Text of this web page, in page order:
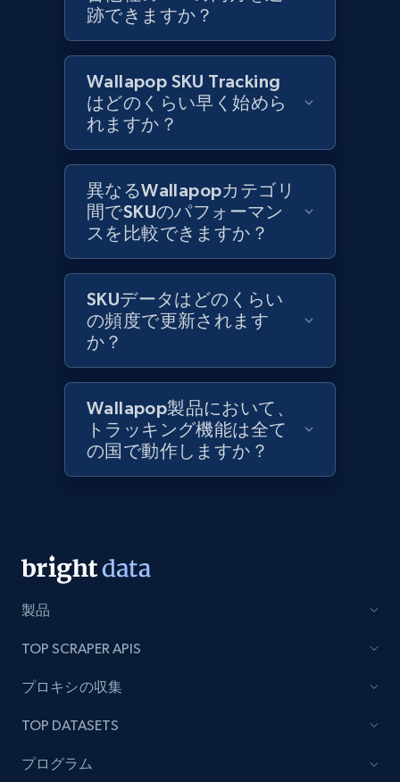
Best Buy products - Collect data on
products using specified keywords
URL, Product id, Title, Images, Final price,
Currency, Discount, Initial price, and more.
Lazada - Products
URL, Title, Rating, Reviews, Initial price, Final
price, Currency, Stock, and more.
991+
Lazada - Products - Discover products by
keyword
URL, Title, Rating, Reviews, Initial price, Final
category URL or brand URL
URL, Title, Rating, Reviews, Initial price, Final
跡できますか？
Wallapop SKU Tracking
はどのくらい早く始めら
れますか？
異なるWallapopカテゴリ
間でSKUのパフォーマン
スを比較できますか？
SKUデータはどのくらい
の頻度で更新されます
か？
Wallapop製品において、
トラッキング機能は全て
の国で動作しますか？
製品
TOP SCRAPER APIS
プロキシの収集
TOP DATASETS
プログラム